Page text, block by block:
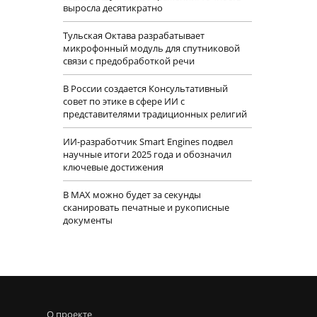
выросла десятикратно
Тульская Октава разрабатывает
микрофонный модуль для спутниковой
связи с предобработкой речи
В России создается Консультативный
совет по этике в сфере ИИ с
представителями традиционных религий
ИИ-разработчик Smart Engines подвел
научные итоги 2025 года и обозначил
ключевые достижения
В MAX можно будет за секунды
сканировать печатные и рукописные
документы
О проекте